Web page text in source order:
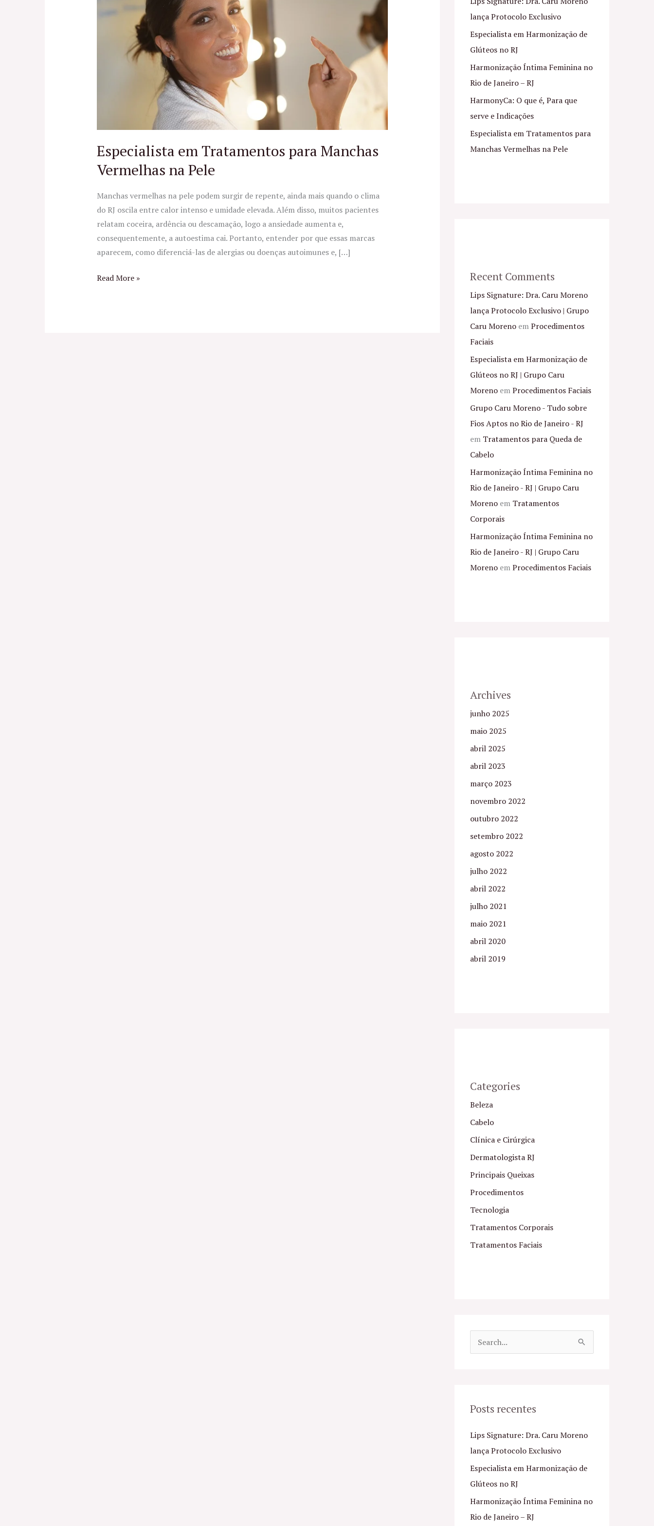
Especialista em Tratamentos para Manchas
Vermelhas na Pele
Manchas vermelhas na pele podem surgir de repente, ainda mais quando o clima
do RJ oscila entre calor intenso e umidade elevada. Além disso, muitos pacientes
relatam coceira, ardência ou descamação, logo a ansiedade aumenta e,
consequentemente, a autoestima cai. Portanto, entender por que essas marcas
aparecem, como diferenciá-las de alergias ou doenças autoimunes e, […]
para
Vermelhas
Read More »
lança Protocolo Exclusivo
Especialista em Harmonização de
Glúteos no RJ
Harmonização Íntima Feminina no
Rio de Janeiro – RJ
HarmonyCa: O que é, Para que
serve e Indicações
Especialista em Tratamentos para
Manchas Vermelhas na Pele
Recent Comments
Lips Signature: Dra. Caru Moreno
lança Protocolo Exclusivo | Grupo
Caru Moreno emProcedimentos
Faciais
Especialista em Harmonização de
Glúteos no RJ | Grupo Caru
Moreno emProcedimentos Faciais
Grupo Caru Moreno - Tudo sobre
Fios Aptos no Rio de Janeiro - RJ
em Tratamentos para Queda de
Cabelo
Harmonização Íntima Feminina no
Rio de Janeiro - RJ | Grupo Caru
Moreno em Tratamentos
Corporais
Harmonização Íntima Feminina no
Rio de Janeiro - RJ | Grupo Caru
Moreno emProcedimentos Faciais
Archives
junho 2025
maio 2025
abril 2025
abril 2023
março 2023
novembro 2022
outubro 2022
setembro 2022
agosto 2022
julho 2022
abril 2022
julho 2021
maio 2021
abril 2020
abril 2019
Categories
Beleza
Cabelo
Clínica e Cirúrgica
Dermatologista RJ
Principais Queixas
Procedimentos
Tecnologia
Tratamentos Corporais
Tratamentos Faciais
u
s
a
r
p
o
r
Posts recentes
Lips Signature: Dra. Caru Moreno
lança Protocolo Exclusivo
Especialista em Harmonização de
Glúteos no RJ
Harmonização Íntima Feminina no
Rio de Janeiro – RJ